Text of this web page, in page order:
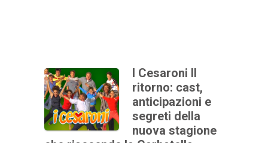
I Cesaroni Il
ritorno: cast,
anticipazioni e
segreti della
nuova stagione